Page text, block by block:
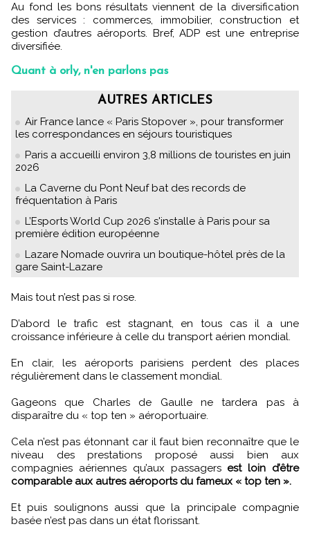
Au fond les bons résultats viennent de la diversification
des services : commerces, immobilier, construction et
gestion d’autres aéroports. Bref, ADP est une entreprise
diversifiée.
Quant à orly, n'en parlons pas
AUTRES ARTICLES
Air France lance « Paris Stopover », pour transformer
les correspondances en séjours touristiques
Paris a accueilli environ 3,8 millions de touristes en juin
2026
La Caverne du Pont Neuf bat des records de
fréquentation à Paris
L’Esports World Cup 2026 s'installe à Paris pour sa
première édition européenne
Lazare Nomade ouvrira un boutique-hôtel près de la
gare Saint-Lazare
Mais tout n’est pas si rose.
D’abord le trafic est stagnant, en tous cas il a une
croissance inférieure à celle du transport aérien mondial.
En clair, les aéroports parisiens perdent des places
régulièrement dans le classement mondial.
Gageons que Charles de Gaulle ne tardera pas à
disparaître du « top ten » aéroportuaire.
Cela n’est pas étonnant car il faut bien reconnaître que le
niveau des prestations proposé aussi bien aux
compagnies aériennes qu’aux passagers est loin d’être
comparable aux autres aéroports du fameux « top ten ».
Et puis soulignons aussi que la principale compagnie
basée n’est pas dans un état florissant.